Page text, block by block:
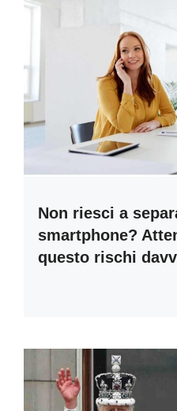
Non riesci a
smartphone?
questo rischi